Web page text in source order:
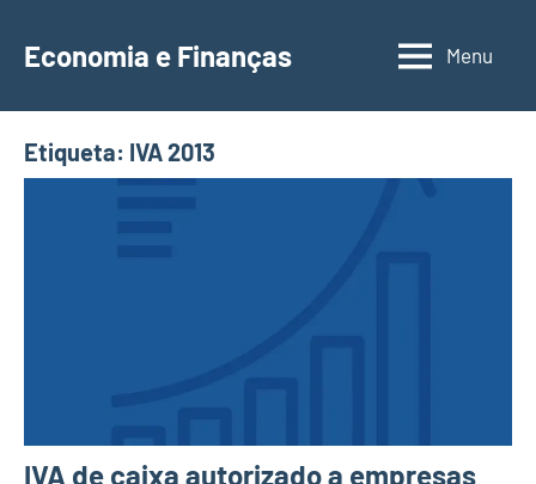
para
conteúdo
Economia e Finanças
Depósitos
IRS,
Finanças
Menu
Etiqueta: IVA 2013
IVA de caixa autorizado a empresas